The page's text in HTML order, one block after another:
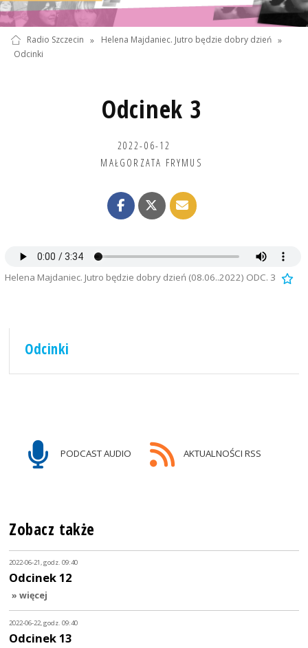
Radio Szczecin » Helena Majdaniec. Jutro będzie dobry dzień »
Odcinki
Odcinek 3
2022-06-12
MAŁGORZATA FRYMUS
Helena Majdaniec. Jutro będzie dobry dzień (08.06..2022) ODC. 3
Odcinki
PODCAST AUDIO AKTUALNOŚCI RSS
Zobacz także
2022-06-21, godz. 09:40
Odcinek 12
» więcej
2022-06-22, godz. 09:40
Odcinek 13